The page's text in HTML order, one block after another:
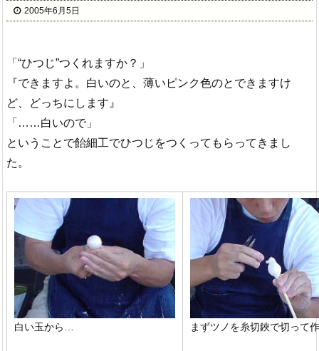
2005年6月5日
「“ひつじ”つくれますか？」
『できますよ。白いのと、薄いピンク色のとできますけ
ど、どっちにします』
「……白いので」
ということで飴細工でひつじをつくってもらってきまし
た。
白い玉から… まずツノを糸切鋏で切って